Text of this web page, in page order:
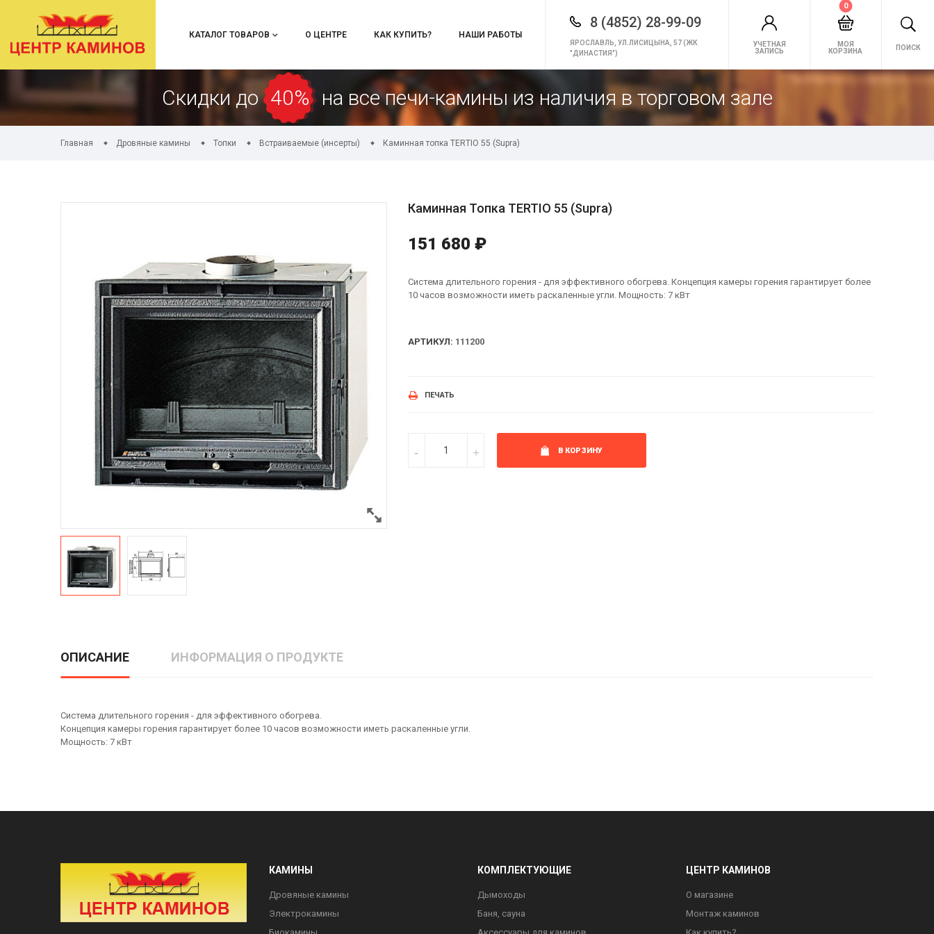
КАТАЛОГ ТОВАРОВ О ЦЕНТРЕ КАК КУПИТЬ? НАШИ РАБОТЫ
8 (4852) 28-99-09
ЯРОСЛАВЛЬ, УЛ.ЛИСИЦЫНА, 57 (ЖК
"ДИНАСТИЯ")
УЧЕТНАЯ
ЗАПИСЬ
МОЯ
КОРЗИНА
0
ПОИСК
Скидки до 40% на все печи-камины из наличия в торговом зале
Главная Дровяные камины Топки Встраиваемые (инсерты) Каминная топка TERTIO 55 (Supra)
Каминная Топка TERTIO 55 (Supra)
151 680 ₽
Система длительного горения - для эффективного обогрева. Концепция камеры горения гарантирует более
10 часов возможности иметь раскаленные угли. Мощность: 7 кВт
АРТИКУЛ: 111200
ПЕЧАТЬ
В КОРЗИНУ
ОПИСАНИЕ ИНФОРМАЦИЯ О ПРОДУКТЕ
Система длительного горения - для эффективного обогрева.
Концепция камеры горения гарантирует более 10 часов возможности иметь раскаленные угли.
Мощность: 7 кВт
КАМИНЫ
Дровяные камины
Электрокамины
КОМПЛЕКТУЮЩИЕ
Дымоходы
Баня, сауна
ЦЕНТР КАМИНОВ
О магазине
Монтаж каминов